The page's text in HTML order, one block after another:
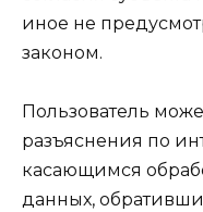
иное не
законом.
Пользователь
разъяснения по
касающимся
данных,